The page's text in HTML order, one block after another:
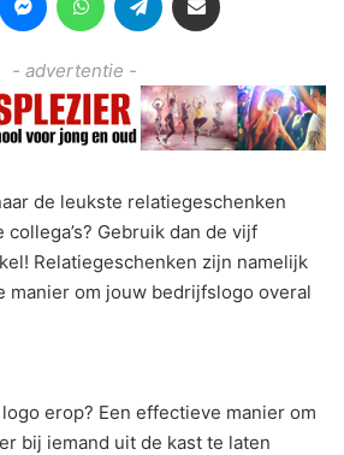
- advertentie -
de leukste relatiegeschenken
Gebruik dan de vijf
Relatiegeschenken zijn namelijk
manier om jouw bedrijfslogo overal
erop? Een effectieve manier om
bij iemand uit de kast te laten